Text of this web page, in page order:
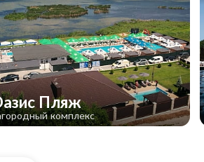
Пляж
комплекс